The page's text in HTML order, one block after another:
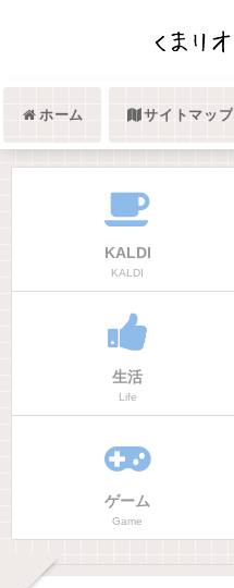
ホーム サイトマップ
KALDI
KALDI
生活
Life
ゲーム
Game